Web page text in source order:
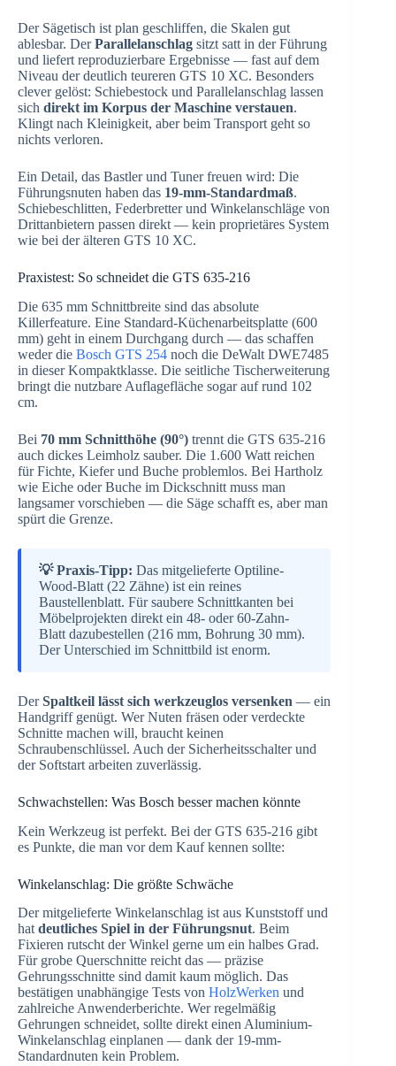
Der Sägetisch ist plan geschliffen, die Skalen gut
ablesbar. DerParallelanschlag sitzt satt in der Führung
und liefert reproduzierbare Ergebnisse — fast auf dem
Niveau der deutlich teureren GTS 10 XC. Besonders
clever gelöst: Schiebestock und Parallelanschlag lassen
sich direkt im Korpus der Maschine verstauen.
Klingt nach Kleinigkeit, aber beim Transport geht so
nichts verloren.
Ein Detail, das Bastler und Tuner freuen wird: Die
Führungsnuten haben das 19-mm-Standardmaß.
Schiebeschlitten, Federbretter und Winkelanschläge von
Drittanbietern passen direkt — kein proprietäres System
wie bei der älteren GTS 10 XC.
Praxistest: So schneidet die GTS 635-216
Die 635 mm Schnittbreite sind das absolute
Killerfeature. Eine Standard-Küchenarbeitsplatte (600
mm) geht in einem Durchgang durch — das schaffen
weder die Bosch GTS 254 noch die DeWalt DWE7485
in dieser Kompaktklasse. Die seitliche Tischerweiterung
bringt die nutzbare Auflagefläche sogar auf rund 102
cm.
Bei 70 mm Schnitthöhe (90°) trennt die GTS 635-216
auch dickes Leimholz sauber. Die 1.600 Watt reichen
für Fichte, Kiefer und Buche problemlos. Bei Hartholz
wie Eiche oder Buche im Dickschnitt muss man
langsamer vorschieben — die Säge schafft es, aber man
spürt die Grenze.
💡 Praxis-Tipp: Das mitgelieferte Optiline-
Wood-Blatt (22 Zähne) ist ein reines
Baustellenblatt. Für saubere Schnittkanten bei
Möbelprojekten direkt ein 48- oder 60-Zahn-
Blatt dazubestellen (216 mm, Bohrung 30 mm).
Der Unterschied im Schnittbild ist enorm.
DerSpaltkeil lässt sich werkzeuglos versenken — ein
Handgriff genügt. Wer Nuten fräsen oder verdeckte
Schnitte machen will, braucht keinen
Schraubenschlüssel. Auch der Sicherheitsschalter und
der Softstart arbeiten zuverlässig.
Schwachstellen: Was Bosch besser machen könnte
Kein Werkzeug ist perfekt. Bei der GTS 635-216 gibt
es Punkte, die man vor dem Kauf kennen sollte:
Winkelanschlag: Die größte Schwäche
Der mitgelieferte Winkelanschlag ist aus Kunststoff und
hatdeutliches Spiel in der Führungsnut. Beim
Fixieren rutscht der Winkel gerne um ein halbes Grad.
Für grobe Querschnitte reicht das — präzise
Gehrungsschnitte sind damit kaum möglich. Das
bestätigen unabhängige Tests von HolzWerken und
zahlreiche Anwenderberichte. Wer regelmäßig
Gehrungen schneidet, sollte direkt einen Aluminium-
Winkelanschlag einplanen — dank der 19-mm-
Standardnuten kein Problem.